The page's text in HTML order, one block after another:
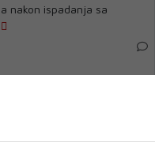
nakon ispadanja sa